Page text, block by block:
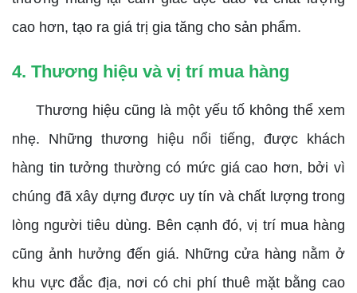
cao hơn, tạo ra giá trị gia tăng cho sản phẩm.
4. Thương hiệu và vị trí mua hàng
Thương hiệu cũng là một yếu tố không thể xem
nhẹ. Những thương hiệu nổi tiếng, được khách
hàng tin tưởng thường có mức giá cao hơn, bởi vì
chúng đã xây dựng được uy tín và chất lượng trong
lòng người tiêu dùng. Bên cạnh đó, vị trí mua hàng
cũng ảnh hưởng đến giá. Những cửa hàng nằm ở
khu vực đắc địa, nơi có chi phí thuê mặt bằng cao